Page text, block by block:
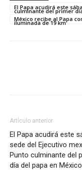
El Papa acudirá este
culminante del primer
México recibe al Papa
iluminada de 19 km
Artículo anterior
El Papa acudirá este
sede del Ejecutivo
Punto culminante del
día del papa en México